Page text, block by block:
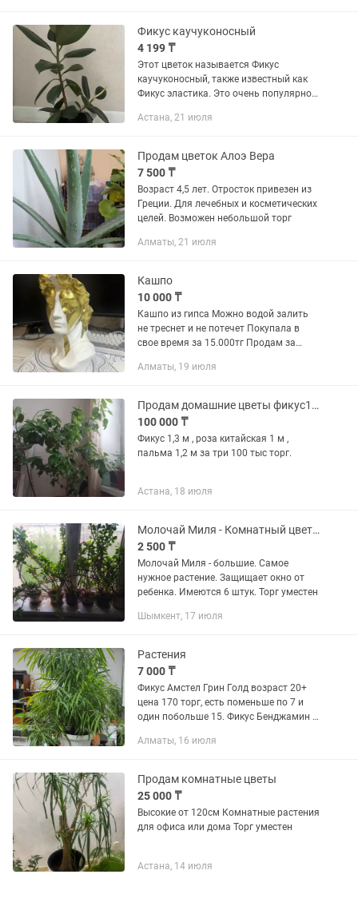
Фикус каучуконосный
4 199 ₸
Этот цветок называется Фикус
каучуконосный, также известный как
Фикус эластика. Это очень популярное,
крупными, кожистыми глянцевыми
Астана, 21 июля
Продам цветок Алоэ Вера
7 500 ₸
Возраст 4,5 лет. Отросток привезен из
Греции. Для лечебных и косметических
целей. Возможен небольшой торг
Алматы, 21 июля
Кашпо
10 000 ₸
Кашпо из гипса Можно водой залить
не треснет и не потечет Покупала в
свое время за 15.000тг Продам за
вытереть Торг уместен реальному
Алматы, 19 июля
Продам домашние цветы фикус1,3 м , роза китайская 1м ,пальма 1,2
100 000 ₸
Фикус 1,3 м , роза китайская 1 м ,
пальма 1,2 м за три 100 тыс торг.
Астана, 18 июля
Молочай Миля - Комнатный цветок.
2 500 ₸
Молочай Миля - большие. Самое
нужное растение. Защищает окно от
ребенка. Имеются 6 штук. Торг уместен
Шымкент, 17 июля
Растения
7 000 ₸
Фикус Амстел Грин Голд возраст 20+
цена 170 торг, есть поменьше по 7 и
один побольше 15. Фикус Бенджамин в
маленький 5,.Все растения разводили
Алматы, 16 июля
Продам комнатные цветы
25 000 ₸
Высокие от 120см Комнатные растения
для офиса или дома Торг уместен
Астана, 14 июля